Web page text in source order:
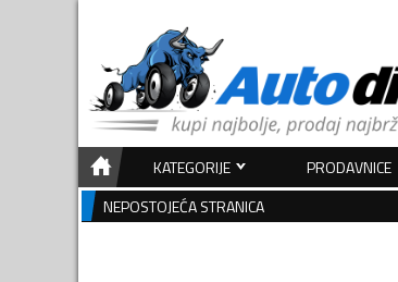
KATEGORIJE PRODAVNICE
NEPOSTOJEĆA STRANICA